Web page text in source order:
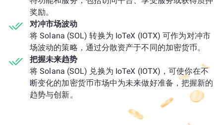
奖励。
对冲市场波动
将 Solana (SOL) 转换为 IoTeX (IOTX) 可作为对冲市
场波动的策略，通过分散资产于不同的加密货币。
把握未来趋势
将 Solana (SOL) 兑换为 IoTeX (IOTX)，可使你在不
断变化的加密货币市场中为未来做好准备，把握新的
趋势与创新。